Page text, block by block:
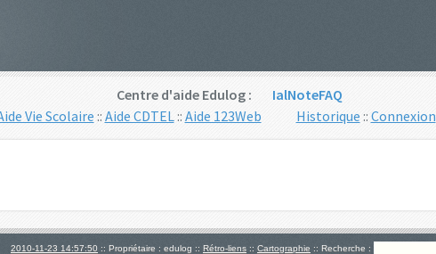
Centre d'aide Edulog :
IalNoteFAQ
Vie Scolaire :: Aide CDTEL:: Aide 123Web Historique :: Connexion
2010-11-23 14:57:50 :: Propriétaire : edulog :: Rétro-liens :: Cartographie :: Recherche :